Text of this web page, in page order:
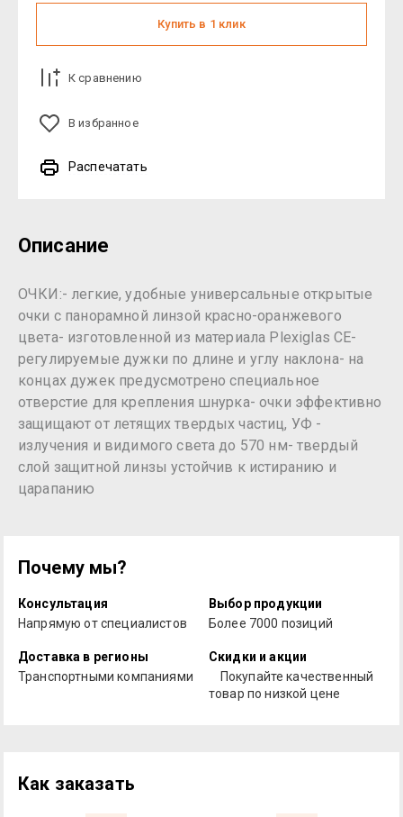
Купить в 1 клик
К сравнению
В избранное
Распечатать
Описание
ОЧКИ:- легкие, удобные универсальные открытые
очки с панорамной линзой красно-оранжевого
цвета- изготовленной из материала Plexiglas CE-
регулируемые дужки по длине и углу наклона- на
концах дужек предусмотрено специальное
отверстие для крепления шнурка- очки эффективно
защищают от летящих твердых частиц, УФ -
излучения и видимого света до 570 нм- твердый
слой защитной линзы устойчив к истиранию и
царапанию
Почему мы?
Консультация
Напрямую от специалистов
Выбор продукции
Более 7000 позиций
Доставка в регионы
Транспортными компаниями
Скидки и акции
Покупайте качественный
товар по низкой цене
Как заказать